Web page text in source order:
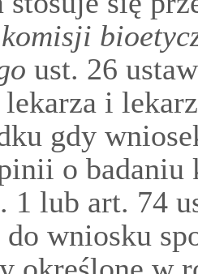
ust. 26
lekarza i
gdy
o
1 lub art. 74
wniosku